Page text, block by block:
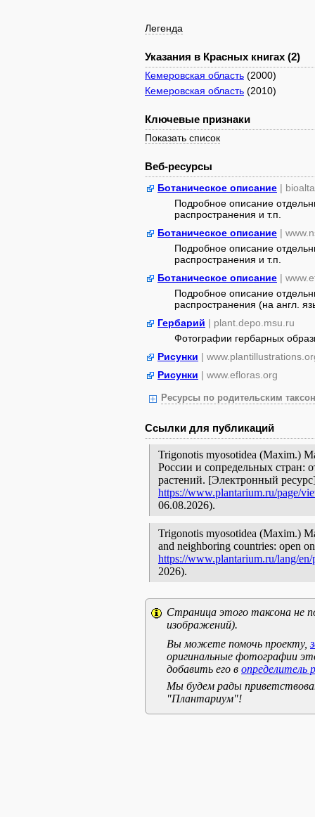
Легенда
Указания в Красных книгах (2)
Кемеровская область (2000)
Кемеровская область (2010)
Ключевые признаки
Показать список
Веб-ресурсы
Ботаническое описание |
Подробное описание
распространения и т.п.
Ботаническое описание |
Подробное описание
распространения и т.п.
Ботаническое описание |
Подробное описание
распространения (на англ.
Гербарий | plant.depo.msu.ru
Фотографии гербарных
Рисунки |
Рисунки | www.efloras.org
Ресурсы по родительским
Ссылки для публикаций
Trigonotis myosotidea (Maxim.)
России и сопредельных стран:
растений. [Электронный
https://www.plantarium.ru/page/
06.08.2026).
Trigonotis myosotidea (Maxim.)
and neighboring countries: open
https://www.plantarium.ru/lang/
2026).
Страница этого таксона не
изображений).
Вы можете помочь проекту,
оригинальные фотографии
добавить его в определитель
Мы будем рады
"Плантариум"!